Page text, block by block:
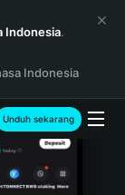
Indonesia.
Indonesia
Unduh sekarang